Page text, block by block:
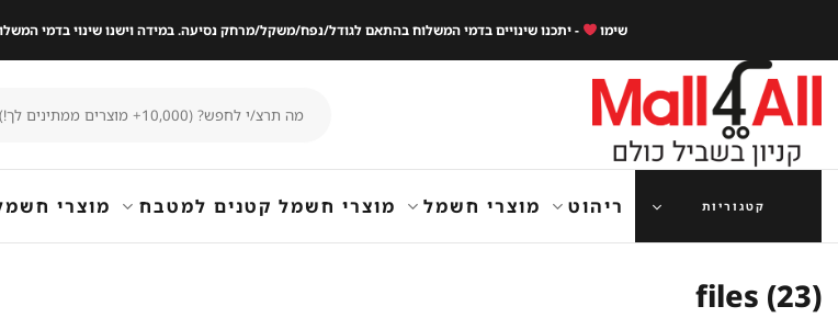
content
שימו - יתכנו שינויים בדמי המשלוח בהתאם לגודל/נפח/משקל/מרחק נסיעה. במידה וישנו שינוי בדמי
עבור:
קטגוריות ריהוט מוצרי חשמל מוצרי חשמל קטנים למטבח מוצרי
files (23)